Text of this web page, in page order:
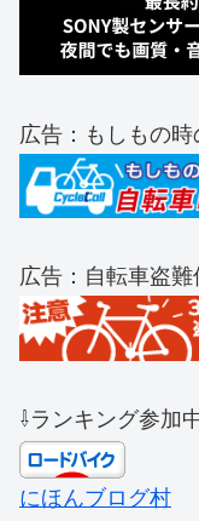
広告：もしもの
広告：自転車盗難
⇩ランキング参加
にほんブログ村